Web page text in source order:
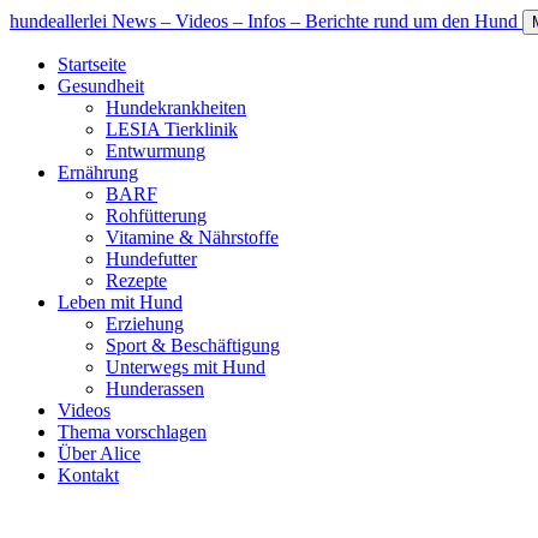
hundeallerlei News – Videos – Infos – Berichte rund um den Hund
Startseite
Gesundheit
Hundekrankheiten
LESIA Tierklinik
Entwurmung
Ernährung
BARF
Rohfütterung
Vitamine & Nährstoffe
Hundefutter
Rezepte
Leben mit Hund
Erziehung
Sport & Beschäftigung
Unterwegs mit Hund
Hunderassen
Videos
Thema vorschlagen
Über Alice
Kontakt